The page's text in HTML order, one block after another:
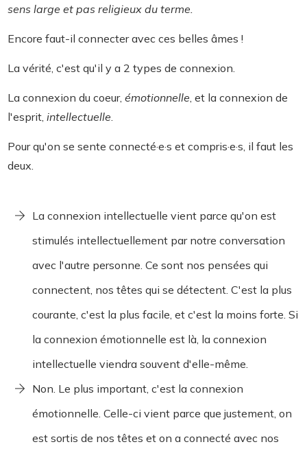
sens large et pas religieux du terme.
Encore faut-il connecter avec ces belles âmes !
La vérité, c'est qu'il y a 2 types de connexion.
La connexion du coeur, émotionnelle, et la connexion de
l'esprit, intellectuelle.
Pour qu'on se sente connecté·e·s et compris·e·s, il faut les
deux.
La connexion intellectuelle vient parce qu'on est
stimulés intellectuellement par notre conversation
avec l'autre personne. Ce sont nos pensées qui
connectent, nos têtes qui se détectent. C'est la plus
courante, c'est la plus facile, et c'est la moins forte. Si
la connexion émotionnelle est là, la connexion
intellectuelle viendra souvent d'elle-même.
Non. Le plus important, c'est la connexion
émotionnelle. Celle-ci vient parce que justement, on
est sortis de nos têtes et on a connecté avec nos